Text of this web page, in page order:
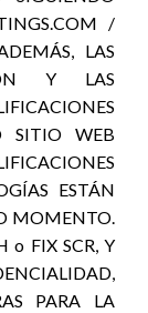
/
LAS
Y LAS
SITIO WEB
ESTÁN
MOMENTO.
o FIX SCR, Y
PARA LA